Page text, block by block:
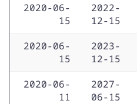
2020-06-
15
2022-
12-15
2020-06-
15
2023-
12-15
2020-06-
11
2027-
06-15